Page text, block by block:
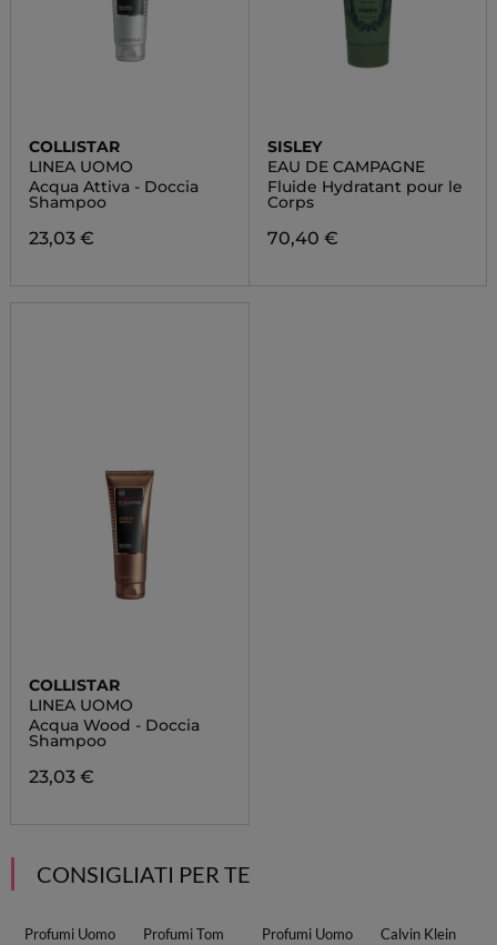
COLLISTAR
LINEA UOMO
Acqua Attiva - Doccia
Shampoo
23,03 €
SISLEY
EAU DE CAMPAGNE
Fluide Hydratant pour le
Corps
70,40 €
COLLISTAR
LINEA UOMO
Acqua Wood - Doccia
Shampoo
23,03 €
CONSIGLIATI PER TE
Profumi Uomo
Profumi Tom
Profumi Uomo
Calvin Klein